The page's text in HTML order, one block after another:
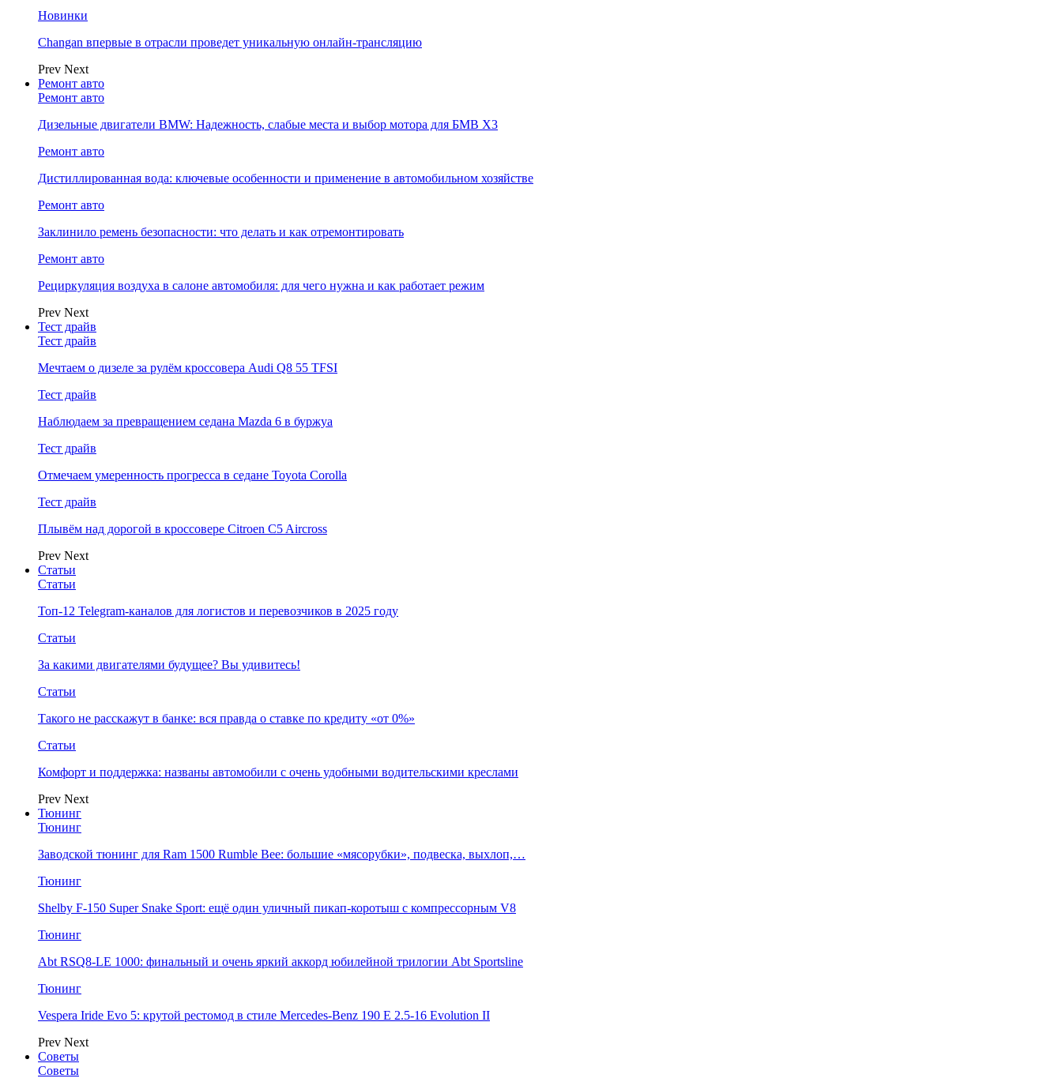
Новинки
Changan впервые в отрасли проведет уникальную онлайн-трансляцию
Prev Next
Ремонт авто
Ремонт авто
Дизельные двигатели BMW: Надежность, слабые места и выбор мотора для БМВ Х3
Ремонт авто
Дистиллированная вода: ключевые особенности и применение в автомобильном хозяйстве
Ремонт авто
Заклинило ремень безопасности: что делать и как отремонтировать
Ремонт авто
Рециркуляция воздуха в салоне автомобиля: для чего нужна и как работает режим
Prev Next
Тест драйв
Тест драйв
Мечтаем о дизеле за рулём кроссовера Audi Q8 55 TFSI
Тест драйв
Наблюдаем за превращением седана Mazda 6 в буржуа
Тест драйв
Отмечаем умеренность прогресса в седане Toyota Corolla
Тест драйв
Плывём над дорогой в кроссовере Citroen C5 Aircross
Prev Next
Статьи
Статьи
Топ-12 Telegram-каналов для логистов и перевозчиков в 2025 году
Статьи
За какими двигателями будущее? Вы удивитесь!
Статьи
Такого не расскажут в банке: вся правда о ставке по кредиту «от 0%»
Статьи
Комфорт и поддержка: названы автомобили с очень удобными водительскими креслами
Prev Next
Тюнинг
Тюнинг
Заводской тюнинг для Ram 1500 Rumble Bee: большие «мясорубки», подвеска, выхлоп,…
Тюнинг
Shelby F-150 Super Snake Sport: ещё один уличный пикап-коротыш с компрессорным V8
Тюнинг
Abt RSQ8-LE 1000: финальный и очень яркий аккорд юбилейной трилогии Abt Sportsline
Тюнинг
Vespera Iride Evo 5: крутой рестомод в стиле Mercedes-Benz 190 E 2.5-16 Evolution II
Prev Next
Советы
Советы